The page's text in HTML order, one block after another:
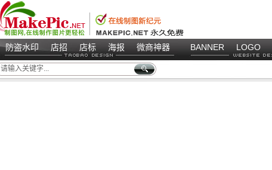
防盗水印 店招 店标 海报 微商神器 BANNER LOGO